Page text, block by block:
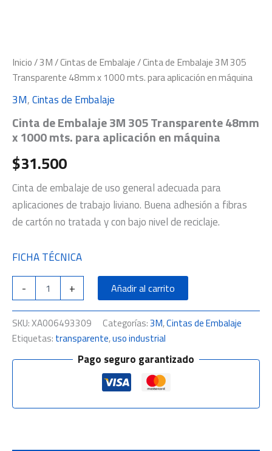
Inicio/3M/Cintas de Embalaje/ Cinta de Embalaje 3M 305
Transparente 48mm x 1000 mts. para aplicación en máquina
3M,Cintas de Embalaje
Cinta de Embalaje 3M 305 Transparente 48mm
x 1000 mts. para aplicación en máquina
$31.500
Cinta de embalaje de uso general adecuada para
aplicaciones de trabajo liviano. Buena adhesión a fibras
de cartón no tratada y con bajo nivel de reciclaje.
FICHA TÉCNICA
-
+ Añadir al carrito
SKU:XA006493309 Categorías:3M,Cintas de Embalaje
Etiquetas: transparente,uso industrial
Pago seguro garantizado